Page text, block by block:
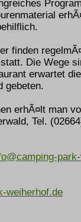
finden
Die Wege
erwartet
gebeten.
erhÃ¤lt man
Tel.
weiherhof.de